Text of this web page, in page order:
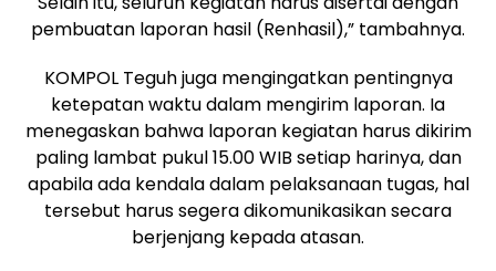
pembuatan laporan hasil (Renhasil),” tambahnya.
KOMPOL Teguh juga mengingatkan pentingnya
ketepatan waktu dalam mengirim laporan. Ia
menegaskan bahwa laporan kegiatan harus dikirim
paling lambat pukul 15.00 WIB setiap harinya, dan
apabila ada kendala dalam pelaksanaan tugas, hal
tersebut harus segera dikomunikasikan secara
berjenjang kepada atasan.